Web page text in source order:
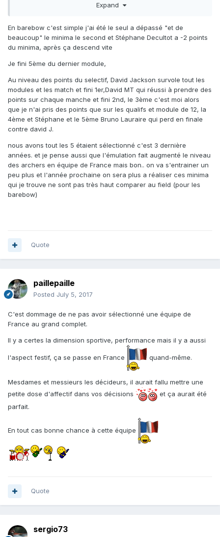
envoyer des nouveaux pour qu'ils acquièrent de
Expand
En barebow c'est simple j'ai été le seul a dépassé "et de
beaucoup" le minima le second et Stéphane Decultot a -2 points
du minima, après ça descend vite
Je fini 5ème du dernier module,
Au niveau des points du selectif, David Jackson survole tout les
modules et les match et fini 1er,David MT qui réussi à prendre des
points sur chaque manche et fini 2nd, le 3ème c'est moi alors
que je n'ai pris des points que sur les qualifs et module de 12, la
4ème et Stéphane et le 5ème Bruno Lauraire qui perd en finale
contre david J.
nous avons tout les 5 étaient sélectionné c'est 3 dernière
années. et je pense aussi que l'émulation fait augmenté le niveau
des archers en équipe de France mais bon.. on va s'entrainer un
peu plus et l'année prochaine on sera plus a réaliser ces minima
qui je trouve ne sont pas très haut comparer au field (pour les
barebow)
Quote
paillepaille
Posted July 5, 2017
C'est dommage de ne pas avoir sélectionné une équipe de
France au grand complet.
Il y a certes la dimension sportive, performance mais il y a aussi
l'aspect festif, ça se passe en France quand-même.
Mesdames et messieurs les décideurs, il aurait fallu mettre une
petite dose d'affectif dans vos décisions
et ça aurait été
parfait.
En tout cas bonne chance à cette équipe
Quote
sergio73